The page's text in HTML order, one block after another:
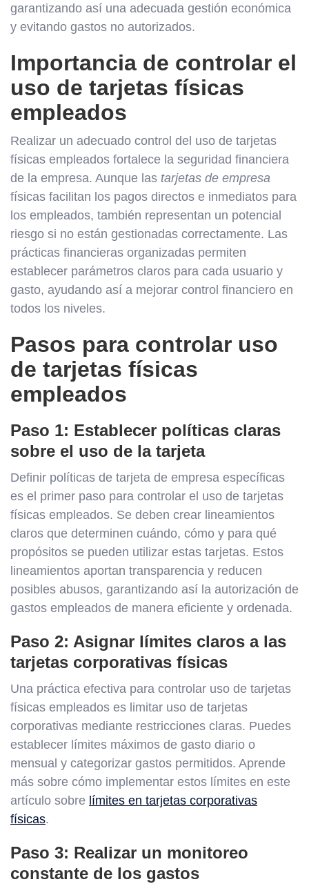
garantizando así una adecuada gestión económica
y evitando gastos no autorizados.
Importancia de controlar el
uso de tarjetas físicas
empleados
Realizar un adecuado control del uso de tarjetas
físicas empleados fortalece la seguridad financiera
de la empresa. Aunque las tarjetas de empresa
físicas facilitan los pagos directos e inmediatos para
los empleados, también representan un potencial
riesgo si no están gestionadas correctamente. Las
prácticas financieras organizadas permiten
establecer parámetros claros para cada usuario y
gasto, ayudando así a mejorar control financiero en
todos los niveles.
Pasos para controlar uso
de tarjetas físicas
empleados
Paso 1: Establecer políticas claras
sobre el uso de la tarjeta
Definir políticas de tarjeta de empresa específicas
es el primer paso para controlar el uso de tarjetas
físicas empleados. Se deben crear lineamientos
claros que determinen cuándo, cómo y para qué
propósitos se pueden utilizar estas tarjetas. Estos
lineamientos aportan transparencia y reducen
posibles abusos, garantizando así la autorización de
gastos empleados de manera eficiente y ordenada.
Paso 2: Asignar límites claros a las
tarjetas corporativas físicas
Una práctica efectiva para controlar uso de tarjetas
físicas empleados es limitar uso de tarjetas
corporativas mediante restricciones claras. Puedes
establecer límites máximos de gasto diario o
mensual y categorizar gastos permitidos. Aprende
más sobre cómo implementar estos límites en este
artículo sobre límites en tarjetas corporativas
físicas.
Paso 3: Realizar un monitoreo
constante de los gastos